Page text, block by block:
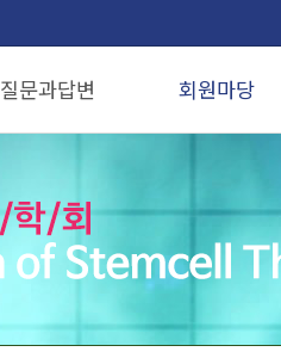
질문과답변 회원마당
자유게시판
정회원공간